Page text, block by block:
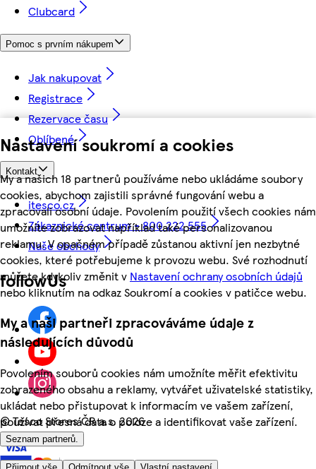
Nastavení soukromí a cookies
My a našich 18 partnerů používáme nebo ukládáme soubory
cookies, abychom zajistili správné fungování webu a
zpracovali osobní údaje. Povolením použití všech cookies nám
umožníte zobrazovat například také personalizovanou
reklamu. V opačném případě zůstanou aktivní jen nezbytné
cookies, které potřebujeme k provozu webu. Své rozhodnutí
můžete kdykoliv změnit v Nastavení ochrany osobních údajů
nebo kliknutím na odkaz Soukromí a cookies v patičce webu.
My a naši partneři zpracováváme údaje z
následujících důvodů
Povolením souborů cookies nám umožníte měřit efektivitu
zobrazeného obsahu a reklamy, vytvářet uživatelské statistiky,
ukládat nebo přistupovat k informacím ve vašem zařízení,
používat přesná data o poloze a identifikovat vaše zařízení.
Seznam partnerů.
Clubcard
Pomoc s prvním nákupem
Jak nakupovat
Registrace
Rezervace času
Oblíbené
Kontakt
itesco.cz
Zákaznické centrum - 800 222 555
Naše obchody
followUs
©Tesco Stores ČR a.s. 2026